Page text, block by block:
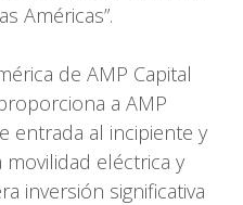
Américas”.
de AMP Capital
a AMP
entrada al incipiente y
eléctrica y
inversión significativa